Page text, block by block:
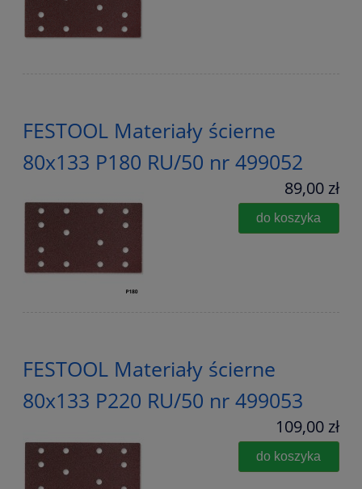
FESTOOL Materiały ścierne
80x133 P180 RU/50 nr 499052
89,00 zł
do koszyka
FESTOOL Materiały ścierne
80x133 P220 RU/50 nr 499053
109,00 zł
do koszyka